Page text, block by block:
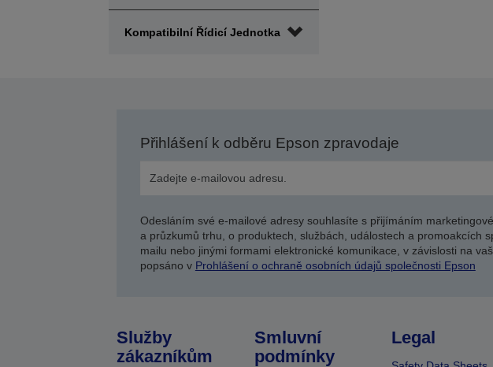
Kompatibilní Řídicí Jednotka
Přihlášení k odběru Epson zpravodaje
Odesláním své e-mailové adresy souhlasíte s přijímáním
a průzkumů trhu, o produktech, službách, událostech a promoakcích
mailu nebo jinými formami elektronické komunikace, v závislosti na
popsáno v Prohlášení o ochraně osobních údajů společnosti Epson
Služby
zákazníkům
Smluvní
podmínky
Legal